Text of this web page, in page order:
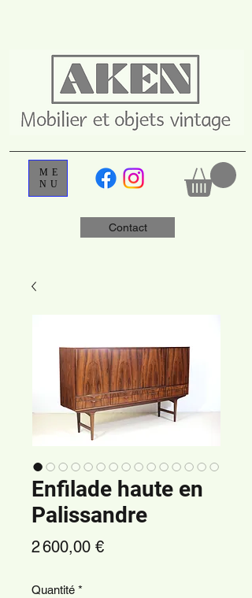
Contact
ME
NU
Enfilade haute en
Palissandre
2 600,00 €Prix
Quantité *